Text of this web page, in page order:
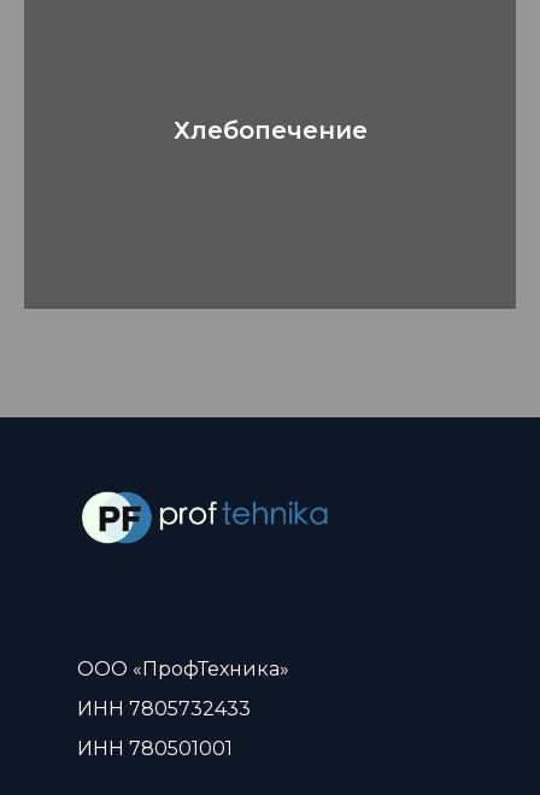
Хлебопечение
ООО «ПрофТехника»
ИНН 7805732433
ИНН 780501001